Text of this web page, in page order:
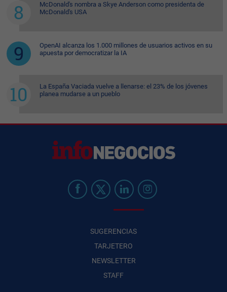
McDonald's nombra a Skye Anderson como presidenta de
McDonald's USA
OpenAI alcanza los 1.000 millones de usuarios activos en su
apuesta por democratizar la IA
La España Vaciada vuelve a llenarse: el 23% de los jóvenes
planea mudarse a un pueblo
SUGERENCIAS
TARJETERO
NEWSLETTER
STAFF